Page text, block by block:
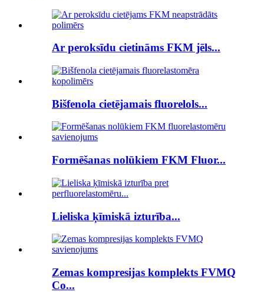
Ar peroksīdu cietināms FKM jēls...
Bišfenola cietējamais fluorelols...
Formēšanas nolūkiem FKM Fluor...
Lieliska ķīmiskā izturība...
Zemas kompresijas komplekts FVMQ
Co...